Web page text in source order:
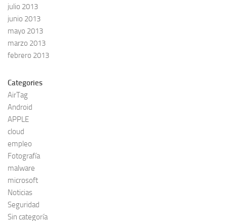
julio 2013
junio 2013
mayo 2013
marzo 2013
febrero 2013
Categories
AirTag
Android
APPLE
cloud
empleo
Fotografía
malware
microsoft
Noticias
Seguridad
Sin categoría